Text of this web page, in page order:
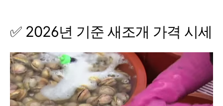
✅ 2026년 기준 새조개 가격 시세